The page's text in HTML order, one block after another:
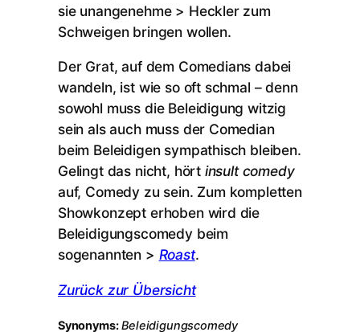
sie unangenehme > Heckler zum
Schweigen bringen wollen.
Der Grat, auf dem Comedians dabei
wandeln, ist wie so oft schmal –denn
sowohl muss die Beleidigung witzig
sein als auch muss der Comedian
beim Beleidigen sympathisch bleiben.
Gelingt das nicht, hört insult comedy
auf, Comedy zu sein. Zum kompletten
Showkonzept erhoben wird die
Beleidigungscomedy beim
sogenannten > Roast.
Zurück zur Übersicht
Synonyms: Beleidigungscomedy